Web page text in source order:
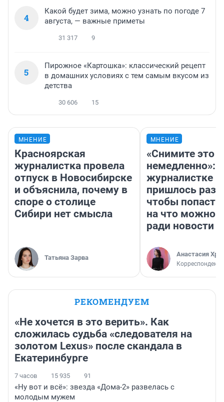
4
Какой будет зима, можно узнать по погоде 7
августа, — важные приметы
31 317 9
5
Пирожное «Картошка»: классический рецепт
в домашних условиях с тем самым вкусом из
детства
30 606 15
МНЕНИЕ
Красноярская
журналистка провела
отпуск в Новосибирске
и объяснила, почему в
споре о столице
Сибири нет смысла
Татьяна Зарва
МНЕНИЕ
«Снимите это
немедленно»:
журналистке
пришлось
чтобы попасть
на что можно
ради новости
Анастасия
Корреспондент
РЕКОМЕНДУЕМ
«Не хочется в это верить». Как
сложилась судьба «следователя на
золотом Lexus» после скандала в
Екатеринбурге
7 часов 15 935 91
«Ну вот и всё»: звезда «Дома-2» развелась с
молодым мужем